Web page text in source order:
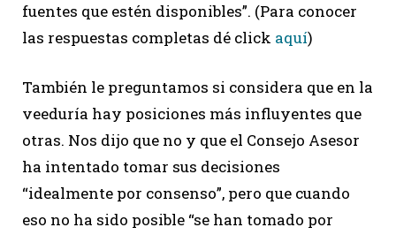
fuentes que estén disponibles”. (Para conocer
las respuestas completas dé click aquí)
También le preguntamos si considera que en la
veeduría hay posiciones más influyentes que
otras. Nos dijo que no y que el Consejo Asesor
ha intentado tomar sus decisiones
“idealmente por consenso”, pero que cuando
eso no ha sido posible “se han tomado por